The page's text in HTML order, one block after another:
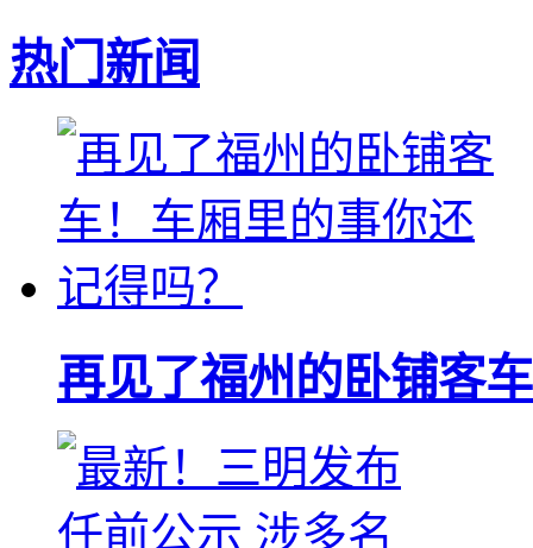
热门新闻
再见了福州的卧铺客